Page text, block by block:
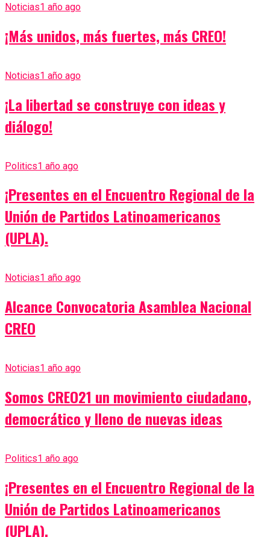
Noticias1 año ago
¡Más unidos, más fuertes, más CREO!
Noticias1 año ago
¡La libertad se construye con ideas y
diálogo!
Politics1 año ago
¡Presentes en el Encuentro Regional de la
Unión de Partidos Latinoamericanos
(UPLA).
Noticias1 año ago
Alcance Convocatoria Asamblea Nacional
CREO
Noticias1 año ago
Somos CREO21 un movimiento ciudadano,
democrático y lleno de nuevas ideas
Politics1 año ago
¡Presentes en el Encuentro Regional de la
Unión de Partidos Latinoamericanos
(UPLA).